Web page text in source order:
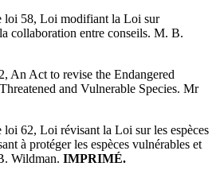
loi 58, Loi modifiant la Loi sur
collaboration entre conseils. M. B.
An Act to revise the Endangered
and Vulnerable Species. Mr
62, Loi révisant la Loi sur les espèces
à protéger les espèces vulnérables et
Wildman. IMPRIMÉ.